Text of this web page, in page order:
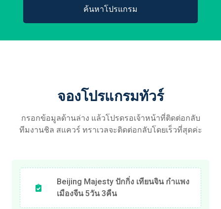
ค้นหาโปรแกรม
จองโปรแกรมทัวร์
กรอกข้อมูลด้านล่าง แล้วโปรดรอเจ้าหน้าที่ติดต่อกลับ
ทีมงานชิล สแควร์ ทราเวลจะติดต่อกลับโดยเร็วที่สุดค่ะ
Beijing Majesty ปักกิ่ง เทียนจิน กำแพง
เมืองจีน 5วัน 3คืน